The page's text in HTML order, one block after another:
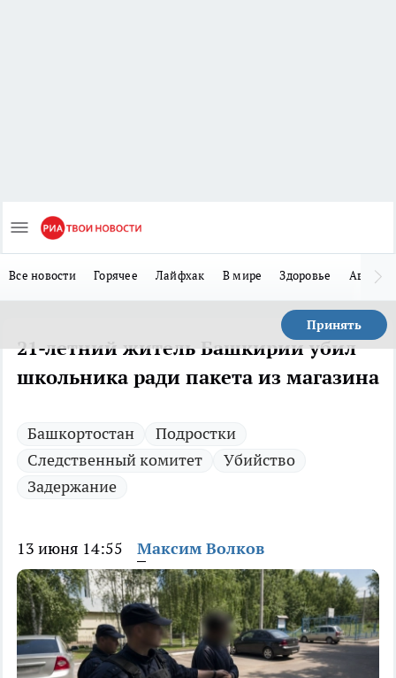
Все новости Горячее Лайфхак В мире Здоровье Авто
Принять
21-летний житель Башкирии убил
школьника ради пакета из магазина
Башкортостан
Подростки
Следственный комитет
Убийство
Задержание
13 июня 14:55 Максим Волков